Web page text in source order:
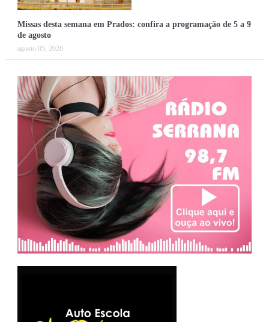
Missas desta semana em Prados: confira a programação de 5 a 9
de agosto
agosto 05, 2026